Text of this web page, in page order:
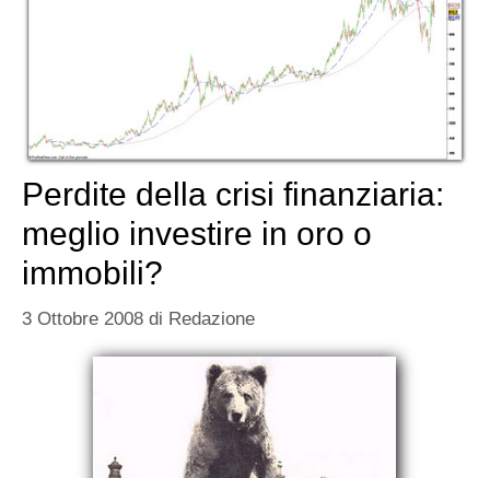
Perdite della crisi finanziaria:
meglio investire in oro o
immobili?
3 Ottobre 2008 di Redazione